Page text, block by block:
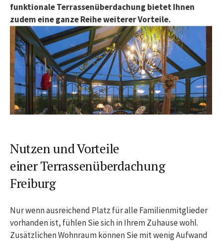
funktionale Terrassenüberdachung bietet Ihnen
zudem eine ganze Reihe weiterer Vorteile.
Nutzen und Vorteile
einer Terrassenüberdachung
Freiburg
Nur wenn ausreichend Platz für alle Familienmitglieder
vorhanden ist, fühlen Sie sich in Ihrem Zuhause wohl.
Zusätzlichen Wohnraum können Sie mit wenig Aufwand